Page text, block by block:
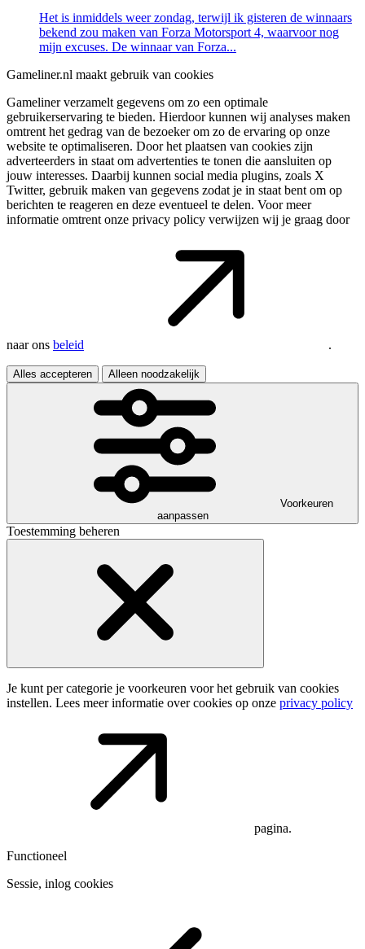
Het is inmiddels weer zondag, terwijl ik gisteren de winnaars
bekend zou maken van Forza Motorsport 4, waarvoor nog
mijn excuses. De winnaar van Forza...
Gameliner.nl maakt gebruik van cookies
Gameliner verzamelt gegevens om zo een optimale
gebruikerservaring te bieden. Hierdoor kunnen wij analyses maken
omtrent het gedrag van de bezoeker om zo de ervaring op onze
website te optimaliseren. Door het plaatsen van cookies zijn
adverteerders in staat om advertenties te tonen die aansluiten op
jouw interesses. Daarbij kunnen social media plugins, zoals X
Twitter, gebruik maken van gegevens zodat je in staat bent om op
berichten te reageren en deze eventueel te delen. Voor meer
informatie omtrent onze privacy policy verwijzen wij je graag door
naar ons beleid .
Alles accepteren Alleen noodzakelijk
Voorkeuren
aanpassen
Toestemming beheren
Je kunt per categorie je voorkeuren voor het gebruik van cookies
instellen. Lees meer informatie over cookies op onze privacy policy
pagina.
Functioneel
Sessie, inlog cookies